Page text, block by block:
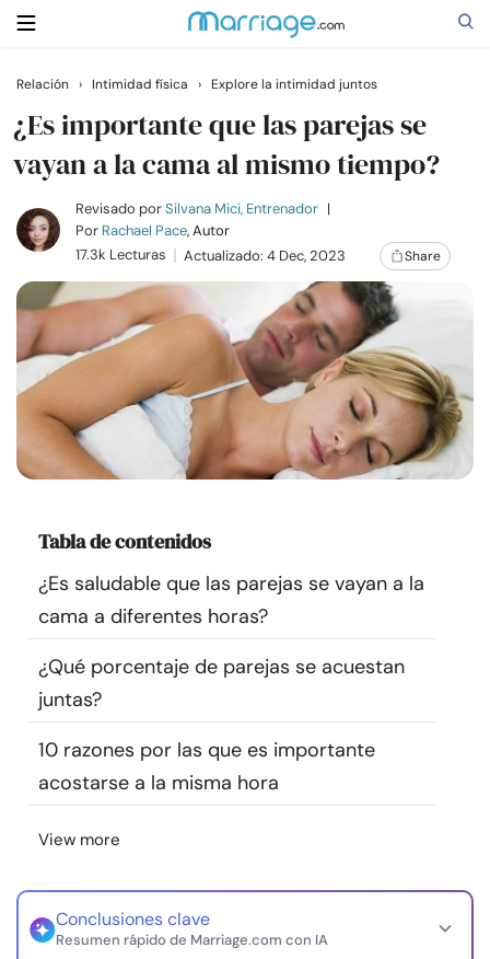
Buscar
Casarse
Relaciones
Familia
Ayuda
Cursos
Comunidad
Encuentra un terapeuta
Idioma
Sobre nosotros Contáctanos Escríbenos
Relación › Intimidad física › Explore la intimidad juntos
¿Es importante que las parejas se
vayan a la cama al mismo tiempo?
Revisado porSilvana Mici, Entrenador |
Por Rachael Pace, Autor
17.3k Lecturas
Actualizado: 4 Dec, 2023 Share
Tabla de contenidos
¿Es saludable que las parejas se vayan a la
cama a diferentes horas?
¿Qué porcentaje de parejas se acuestan
juntas?
10 razones por las que es importante
acostarse a la misma hora
View more
Conclusiones clave
Resumen rápido de Marriage.com con IA